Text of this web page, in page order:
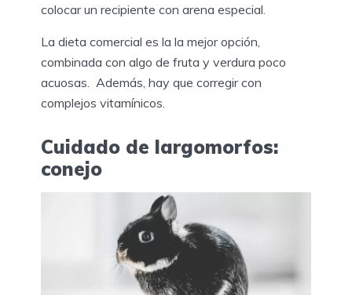
colocar un recipiente con arena especial.
La dieta comercial es la la mejor opción,
combinada con algo de fruta y verdura poco
acuosas. Además, hay que corregir con
complejos vitamínicos.
Cuidado de largomorfos:
conejo